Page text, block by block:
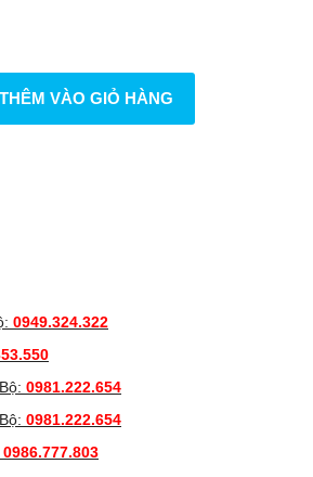
THÊM VÀO GIỎ HÀNG
0949.324.322
0981.222.654
0981.222.654
0986.777.803